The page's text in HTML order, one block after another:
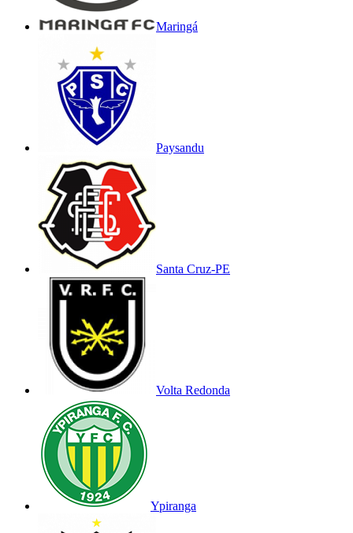
Maringá
Paysandu
Santa Cruz-PE
Volta Redonda
Ypiranga